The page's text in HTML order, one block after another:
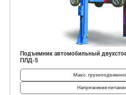
Подъемник автомобильный
ПЛД-5
Макс.
Напряжение